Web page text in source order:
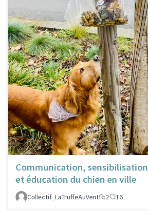
Communication, sensibilisation
et éducation du chien en ville
Collectif_LaTruffeAuVent
2 16